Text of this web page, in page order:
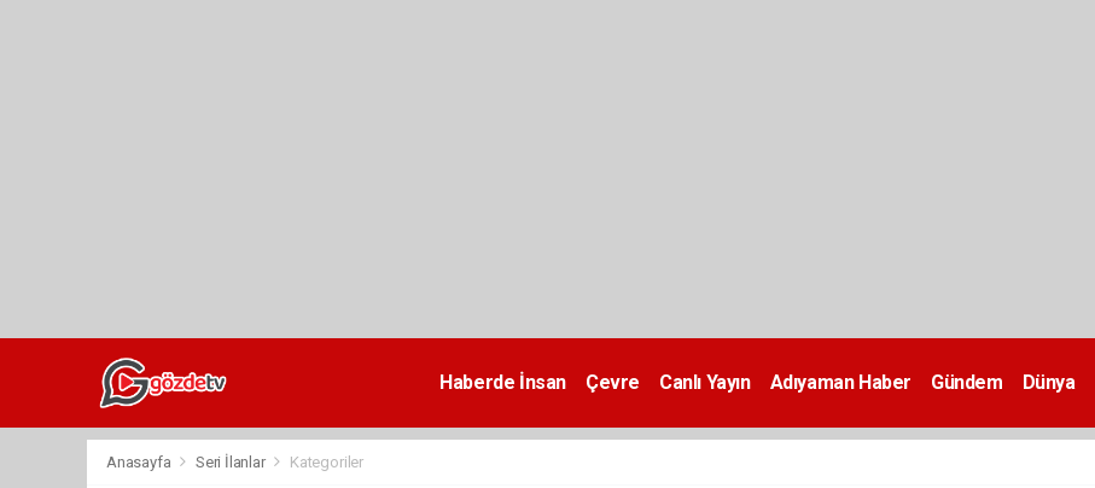
Haberde İnsan Çevre Canlı Yayın Adıyaman Haber Gündem Dünya
Anasayfa Seri İlanlar Kategoriler